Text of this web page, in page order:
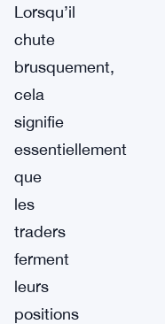
Lorsqu’il
chute
brusquement,
cela
signifie
essentiellement
que
les
traders
ferment
leurs
positions